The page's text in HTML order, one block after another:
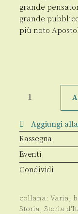
grande
grande
più noto
per
del
duemila
quantità
Aggiungi
Rassegna
Eventi
Condividi
collana: Varia,
Storia, Storia